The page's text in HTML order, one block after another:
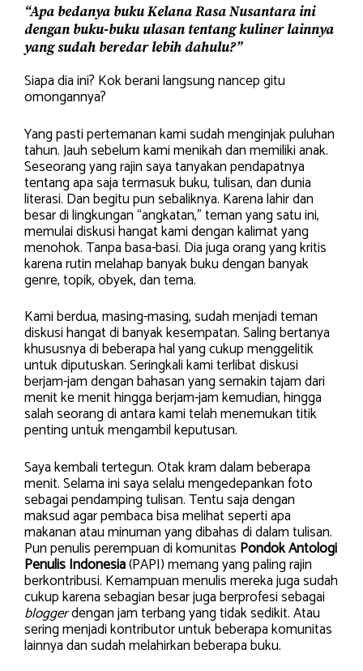
“Apa bedanya buku Kelana Rasa Nusantara ini
dengan buku-buku ulasan tentang kuliner lainnya
yang sudah beredar lebih dahulu?”
Siapa dia ini? Kok berani langsung nancep gitu
omongannya?
Yang pasti pertemanan kami sudah menginjak puluhan
tahun. Jauh sebelum kami menikah dan memiliki anak.
Seseorang yang rajin saya tanyakan pendapatnya
tentang apa saja termasuk buku, tulisan, dan dunia
literasi. Dan begitu pun sebaliknya. Karena lahir dan
besar di lingkungan “angkatan,” teman yang satu ini,
memulai diskusi hangat kami dengan kalimat yang
menohok. Tanpa basa-basi. Dia juga orang yang kritis
karena rutin melahap banyak buku dengan banyak
genre, topik, obyek, dan tema.
Kami berdua, masing-masing, sudah menjadi teman
diskusi hangat di banyak kesempatan. Saling bertanya
khususnya di beberapa hal yang cukup menggelitik
untuk diputuskan. Seringkali kami terlibat diskusi
berjam-jam dengan bahasan yang semakin tajam dari
menit ke menit hingga berjam-jam kemudian, hingga
salah seorang di antara kami telah menemukan titik
penting untuk mengambil keputusan.
Saya kembali tertegun. Otak kram dalam beberapa
menit. Selama ini saya selalu mengedepankan foto
sebagai pendamping tulisan. Tentu saja dengan
maksud agar pembaca bisa melihat seperti apa
makanan atau minuman yang dibahas di dalam tulisan.
Pun penulis perempuan di komunitas Pondok Antologi
Penulis Indonesia(PAPI) memang yang paling rajin
berkontribusi. Kemampuan menulis mereka juga sudah
cukup karena sebagian besar juga berprofesi sebagai
bloggerdengan jam terbang yang tidak sedikit. Atau
sering menjadi kontributor untuk beberapa komunitas
lainnya dan sudah melahirkan beberapa buku.